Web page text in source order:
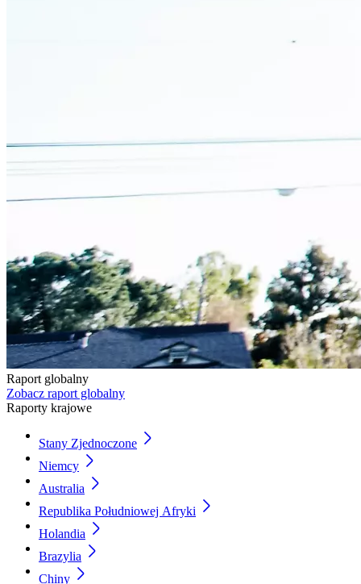
Raport globalny
Zobacz raport globalny
Raporty krajowe​
Stany Zjednoczone
Niemcy
Australia
Republika Południowej Afryki
Holandia
Brazylia
Chiny